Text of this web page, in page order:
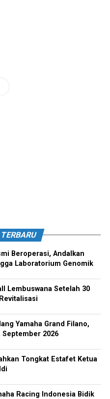
Beroperasi, Andalkan
Laboratorium Genomik
Lembuswana Setelah 30
Yamaha Grand Filano,
2026
Tongkat Estafet Ketua
Racing Indonesia Bidik